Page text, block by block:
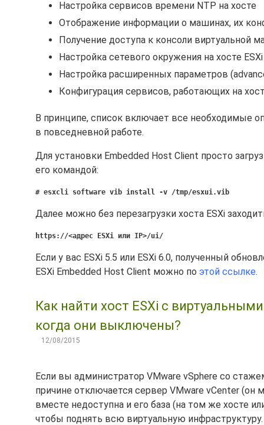
Настройка сервисов времени NTP на хосте
Отображение информации о машинах, их
Получение доступа к консоли виртуальной
Настройка сетевого окружения на хосте ESXi
Настройка расширенных параметров
Конфигурация сервисов, работающих на
В принципе, список включает все необходимые
в повседневной работе.
Для установки Embedded Host Client просто
его командой:
# esxcli software vib install -v /tmp/esxui.vib
Далее можно без перезагрузки хоста ESXi
https://<адрес ESXi или IP>/ui/
Если у вас ESXi 5.5 или ESXi 6.0, полученный
ESXi Embedded Host Client можно по этой ссылке.
Как найти хост ESXi с
когда они выключены?
12/08/2015
Если вы администратор VMware vSphere со
причине отключается сервер VMware vCenter (он
вместе недоступна и его база (на том же хосте
чтобы поднять всю виртуальную